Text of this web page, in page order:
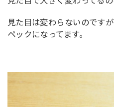
見た目は変わらないのです
ペックになってます。